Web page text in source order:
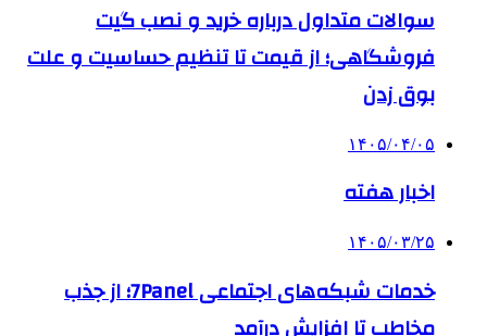
سوالات متداول درباره خرید و نصب گیت
فروشگاهی؛ از قیمت تا تنظیم حساسیت و علت
بوق زدن
۱۴۰۵/۰۴/۰۵
اخبار هفته
۱۴۰۵/۰۳/۲۵
خدمات شبکه‌های اجتماعی 7Panel؛ از جذب
مخاطب تا افزایش درآمد